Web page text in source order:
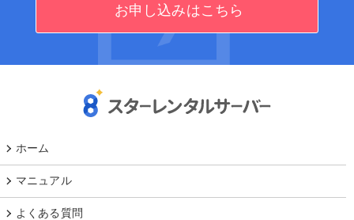
お申し込みはこちら
ホーム
マニュアル
よくある質問